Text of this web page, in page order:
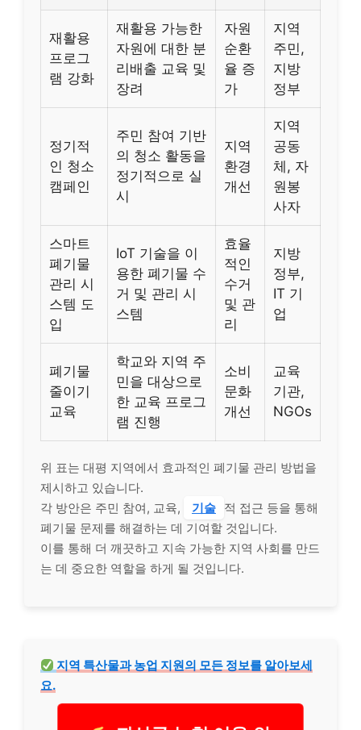
재활용
프로그
램 강화
재활용 가능한
자원에 대한 분
리배출 교육 및
장려
자원
순환
율 증
가
지역
주민,
지방
정부
정기적
인 청소
캠페인
주민 참여 기반
의 청소 활동을
정기적으로 실
시
지역
환경
개선
지역
공동
체, 자
원봉
사자
스마트
폐기물
관리 시
스템 도
입
IoT 기술을 이
용한 폐기물 수
거 및 관리 시
스템
효율
적인
수거
및 관
리
지방
정부,
IT 기
업
폐기물
줄이기
교육
학교와 지역 주
민을 대상으로
한 교육 프로그
램 진행
소비
문화
개선
교육
기관,
NGOs
위 표는 대평 지역에서 효과적인 폐기물 관리 방법을
제시하고 있습니다.
각 방안은 주민 참여, 교육,
기술 적 접근 등을 통해
폐기물 문제를 해결하는 데 기여할 것입니다.
이를 통해 더 깨끗하고 지속 가능한 지역 사회를 만드
는 데 중요한 역할을 하게 될 것입니다.
지역 특산물과 농업 지원의 모든 정보를 알아보세
요.